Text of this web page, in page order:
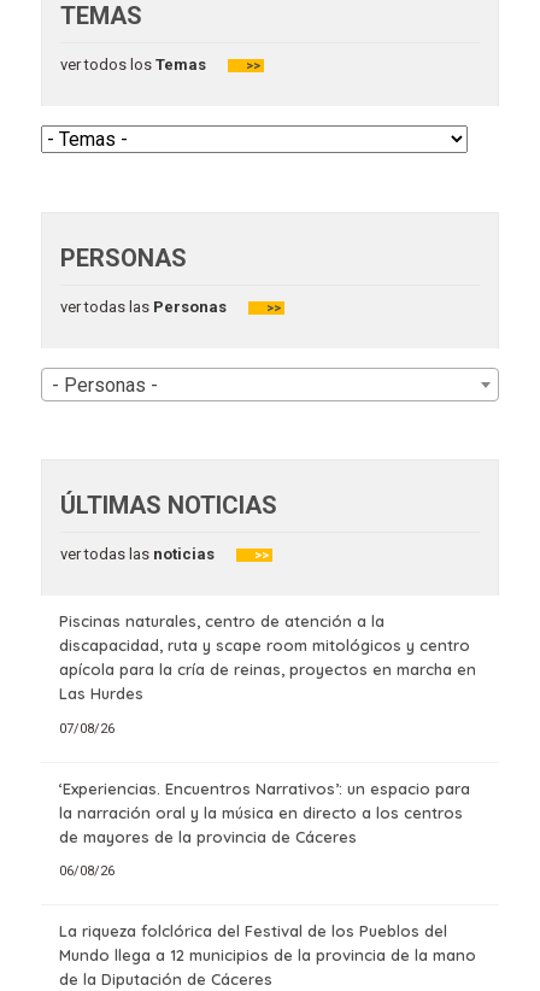
TEMAS
ver todos losTemas >>
PERSONAS
ver todas lasPersonas >>
- Personas -
ÚLTIMAS NOTICIAS
ver todas lasnoticias >>
Piscinas naturales, centro de atención a la
discapacidad, ruta y scape room mitológicos y centro
apícola para la cría de reinas, proyectos en marcha en
Las Hurdes
07/08/26
‘Experiencias. Encuentros Narrativos’: un espacio para
la narración oral y la música en directo a los centros
de mayores de la provincia de Cáceres
06/08/26
La riqueza folclórica del Festival de los Pueblos del
Mundo llega a 12 municipios de la provincia de la mano
de la Diputación de Cáceres